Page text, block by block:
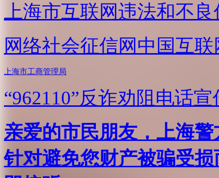
上海市互联网违法和不
网络社会征信网 中国互
上海市工商管理局
“962110”反诈劝阻电话宣
亲爱的市民朋友，上海
针对避免您财产被骗受